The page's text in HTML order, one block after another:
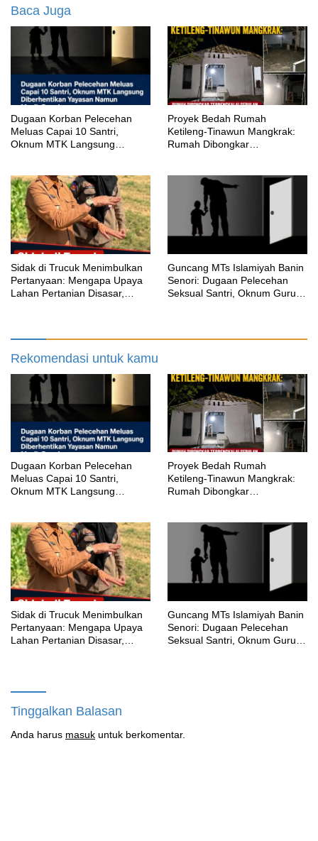
Baca Juga
‎Dugaan Korban Pelecehan
Meluas Capai 10 Santri,
Oknum MTK Langsung
Proyek Bedah Rumah
Ketileng-Tinawun Mangkrak:
Rumah Dibongkar
‎Sidak di Trucuk Menimbulkan
Pertanyaan: Mengapa Upaya
Lahan Pertanian Disasar,
Guncang MTs Islamiyah Banin
Senori: Dugaan Pelecehan
Seksual Santri, Oknum Guru
Rekomendasi untuk kamu
‎Dugaan Korban Pelecehan
Meluas Capai 10 Santri,
Oknum MTK Langsung
Proyek Bedah Rumah
Ketileng-Tinawun Mangkrak:
Rumah Dibongkar
‎Sidak di Trucuk Menimbulkan
Pertanyaan: Mengapa Upaya
Lahan Pertanian Disasar,
Guncang MTs Islamiyah Banin
Senori: Dugaan Pelecehan
Seksual Santri, Oknum Guru
Tinggalkan Balasan
Anda harus masuk untuk berkomentar.